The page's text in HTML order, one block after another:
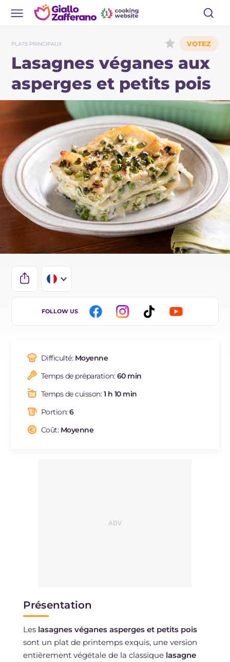
PLATS PRINCIPAUX
Lasagnes véganes aux
asperges et petits pois
IT
ES
NL
BR
FOLLOW US
Difficulté: Moyenne
Temps de préparation:60 min
Temps de cuisson:1 h 10 min
Portion:6
Coût: Moyenne
Présentation
Les lasagnes véganes asperges et petits pois
sont un plat de printemps exquis, une version
entièrement végétale de la classique lasagne